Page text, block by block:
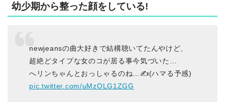
幼少期から整った顔をしている!
newjeansの曲大好きで結構聴いてたんやけど、
超絶どタイプな女のコが居る事今気づいた…
へリンちゃんとおっしゃるのね…✍️(ハマる予感)
pic.twitter.com/uMzOLG1ZGG